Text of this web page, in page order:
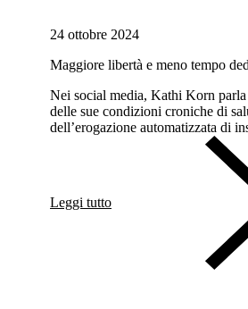
24 ottobre 2024
Maggiore libertà e meno tempo
Nei social media, Kathi Korn
delle sue condizioni croniche di
dell’erogazione automatizzata di
Leggi tutto